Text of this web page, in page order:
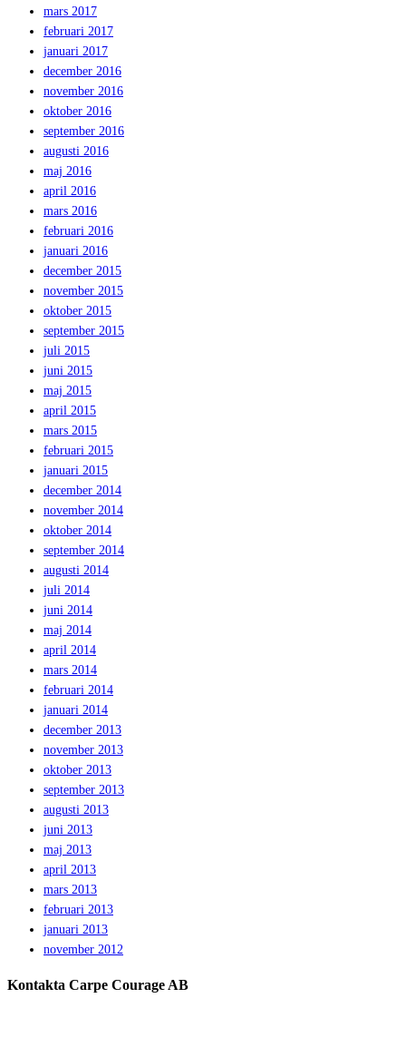
mars 2017
februari 2017
januari 2017
december 2016
november 2016
oktober 2016
september 2016
augusti 2016
maj 2016
april 2016
mars 2016
februari 2016
januari 2016
december 2015
november 2015
oktober 2015
september 2015
juli 2015
juni 2015
maj 2015
april 2015
mars 2015
februari 2015
januari 2015
december 2014
november 2014
oktober 2014
september 2014
augusti 2014
juli 2014
juni 2014
maj 2014
april 2014
mars 2014
februari 2014
januari 2014
december 2013
november 2013
oktober 2013
september 2013
augusti 2013
juni 2013
maj 2013
april 2013
mars 2013
februari 2013
januari 2013
november 2012
Kontakta Carpe Courage AB